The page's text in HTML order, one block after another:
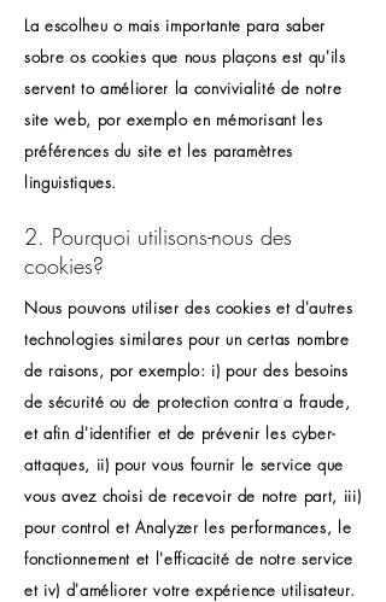
La escolheu o mais importante para saber
sobre os cookies que nous plaçons est qu'ils
servent to améliorer la convivialité de notre
site web, por exemplo en mémorisant les
préférences du site et les paramètres
linguistiques.
2. Pourquoi utilisons-nous des
cookies?
Nous pouvons utiliser des cookies et d'autres
technologies similares pour un certas nombre
de raisons, por exemplo: i) pour des besoins
de sécurité ou de protection contra a fraude,
et afin d'identifier et de prévenir les cyber-
attaques, ii) pour vous fournir le service que
vous avez choisi de recevoir de notre part, iii)
pour control et Analyzer les performances, le
fonctionnement et l'efficacité de notre service
et iv) d'améliorer votre expérience utilisateur.